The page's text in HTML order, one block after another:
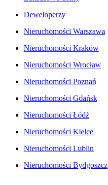
Deweloperzy
Nieruchomości Warszawa
Nieruchomości Kraków
Nieruchomości Wrocław
Nieruchomości Poznań
Nieruchomości Gdańsk
Nieruchomości Łódź
Nieruchomości Kielce
Nieruchomości Lublin
Nieruchomości Bydgoszcz